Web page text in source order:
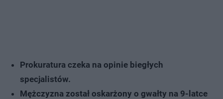
Prokuratura czeka na opinie biegłych
specjalistów.
Mężczyzna został oskarżony o gwałty na 9-latce